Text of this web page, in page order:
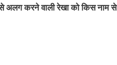
अलग करने वाली रेखा को किस नाम से